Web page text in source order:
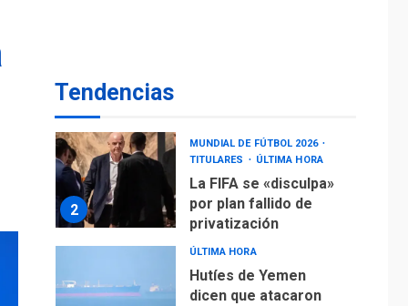
Tendencias
2
MUNDIAL DE FÚTBOL 2026
TITULARES
ÚLTIMA HORA
La FIFA se «disculpa»
por plan fallido de
privatización
ÚLTIMA HORA
Hutíes de Yemen
dicen que atacaron